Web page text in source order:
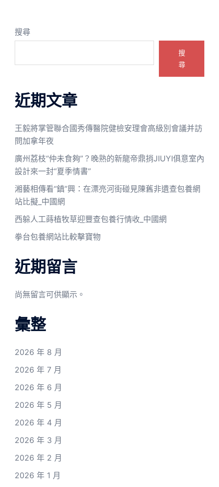
搜尋
搜
尋
近期文章
王毅將掌管聯合國秀傳醫院健檢安理會高級別會議并訪
問加拿年夜
廣州荔枝“仲未食夠”？晚熟的新龍帝鼎捎JIUYI俱意室內
設計來一封“夏季情書”
湘藝相傳看“鎮”興：在漂亮河街碰見陳舊非遺查包養網
站比擬_中國網
西躲人工蒔植牧草迎豐查包養行情收_中國網
拳台包養網站比較擊寶物
近期留言
尚無留言可供顯示。
彙整
2026 年 8 月
2026 年 7 月
2026 年 6 月
2026 年 5 月
2026 年 4 月
2026 年 3 月
2026 年 2 月
2026 年 1 月